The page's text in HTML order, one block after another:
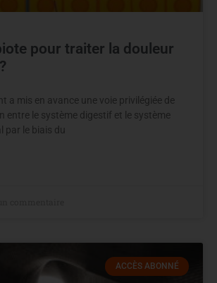
pour traiter la douleur
a mis en avance une voie privilégiée de
entre le système digestif et le système
par le biais du
ACCÈS ABONNÉ